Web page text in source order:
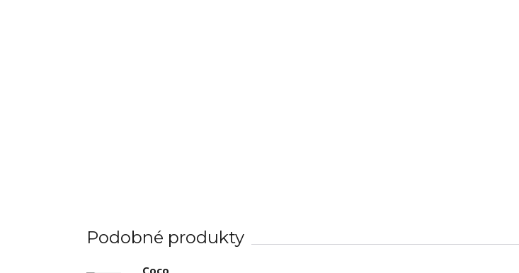
Podobné produkty